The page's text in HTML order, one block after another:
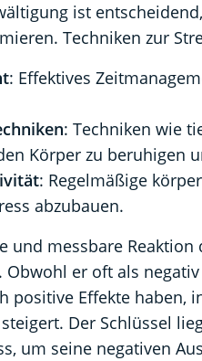
ist
Techniken zur
: Effektives
: Techniken wie
Körper zu beruhigen
: Regelmäßige
abzubauen.
und messbare
er oft als
positive Effekte haben,
Der Schlüssel
um seine negativen